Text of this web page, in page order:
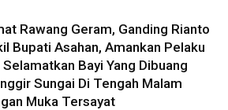
Rawang Geram, Ganding Rianto
Bupati Asahan, Amankan Pelaku
Selamatkan Bayi Yang Dibuang
Sungai Di Tengah Malam
Muka Tersayat